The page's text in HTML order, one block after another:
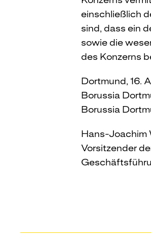
einschließlich
sind, dass ein
sowie die
des Konzerns
Dortmund, 16.
Borussia
Borussia
Hans-Joachim
Vorsitzender